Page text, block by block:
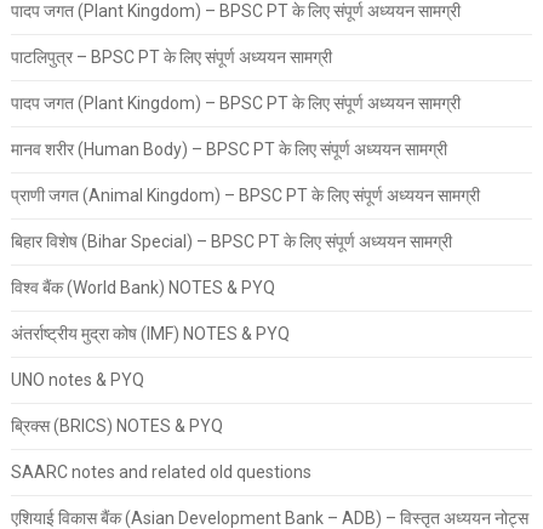
पादप जगत (Plant Kingdom) – BPSC PT के लिए संपूर्ण अध्ययन सामग्री
पाटलिपुत्र – BPSC PT के लिए संपूर्ण अध्ययन सामग्री
पादप जगत (Plant Kingdom) – BPSC PT के लिए संपूर्ण अध्ययन सामग्री
मानव शरीर (Human Body) – BPSC PT के लिए संपूर्ण अध्ययन सामग्री
प्राणी जगत (Animal Kingdom) – BPSC PT के लिए संपूर्ण अध्ययन सामग्री
बिहार विशेष (Bihar Special) – BPSC PT के लिए संपूर्ण अध्ययन सामग्री
विश्व बैंक (World Bank) NOTES & PYQ
अंतर्राष्ट्रीय मुद्रा कोष (IMF) NOTES & PYQ
UNO notes & PYQ
ब्रिक्स (BRICS) NOTES & PYQ
SAARC notes and related old questions
एशियाई विकास बैंक (Asian Development Bank – ADB) – विस्तृत अध्ययन नोट्स